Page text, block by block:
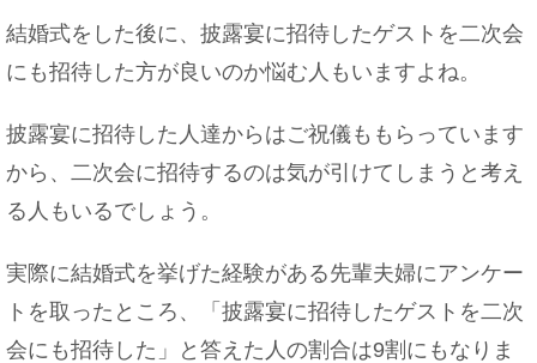
水泳で筋肉痛・・・クロールで脇が痛くなる場合
父子家庭の息子や娘はどんな性格に育つ？片親の
結婚式をした後に、披露宴に招待したゲストを二次会
にも招待した方が良いのか悩む人もいますよね。
披露宴に招待した人達からはご祝儀ももらっています
から、二次会に招待するのは気が引けてしまうと考え
る人もいるでしょう。
実際に結婚式を挙げた経験がある先輩夫婦にアンケー
トを取ったところ、「披露宴に招待したゲストを二次
会にも招待した」と答えた人の割合は9割にもなりま